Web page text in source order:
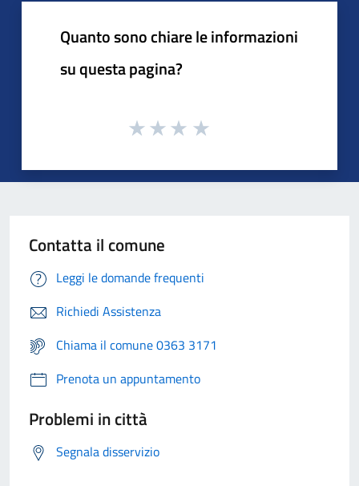
Quanto sono chiare le informazioni
su questa pagina?
Contatta il comune
Leggi le domande frequenti
Richiedi Assistenza
Chiama il comune 0363 3171
Prenota un appuntamento
Problemi in città
Segnala disservizio